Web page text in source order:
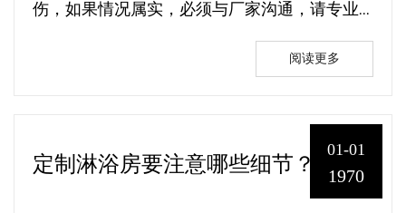
伤，如果情况属实，必须与厂家沟通，请专业...
阅读更多
01-01
1970
定制淋浴房要注意哪些细节？